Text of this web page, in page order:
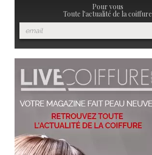
Pour vous
Toute l'actualité de la coiffure